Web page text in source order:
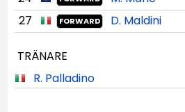
27
FORWARD D. Maldini
TRÄNARE
R. Palladino